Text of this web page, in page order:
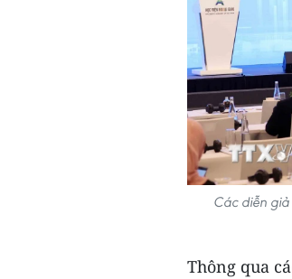
Các diễn
Thông qua